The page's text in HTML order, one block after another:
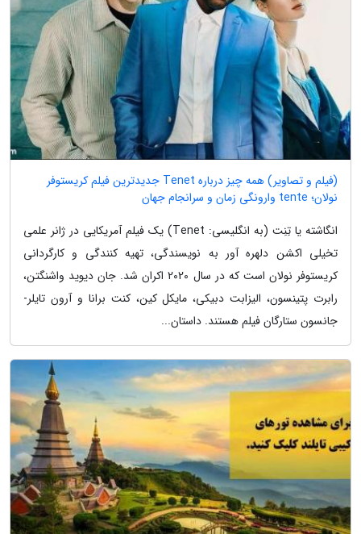
(فیلم و تصاویر) همه چیز درباره Tenet جدیدترین فیلم کریستوفر
نولان؛ tente وارونگی زمان و سرانجام جهان
انگاشته یا تِنِت (به انگلیسی: Tenet) یک فیلم آمریکایی در ژانر علمی
تخیلی اکشن دلهره آور به نویسندگی، تهیه کنندگی و کارگردانی
کریستوفر نولان است که در سال 2020 اکران شد. جان دیوید واشنگتن،
رابرت پتینسون، الیزابت دبیکی، مایکل کین، کنت برانا و آرون تایلر-
جانسون ستارگان فیلم هستند. داستان...